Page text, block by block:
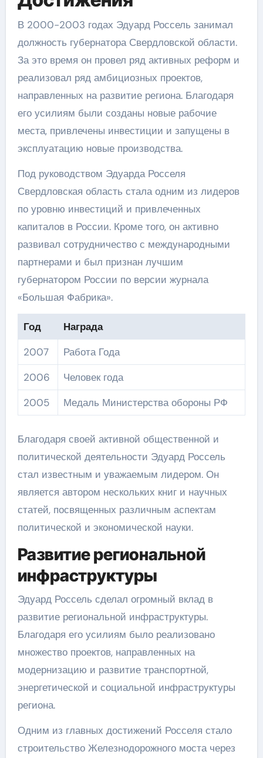
В 2000-2003 годах Эдуард Россель занимал
должность губернатора Свердловской области.
За это время он провел ряд активных реформ и
реализовал ряд амбициозных проектов,
направленных на развитие региона. Благодаря
его усилиям были созданы новые рабочие
места, привлечены инвестиции и запущены в
эксплуатацию новые производства.
Под руководством Эдуарда Росселя
Свердловская область стала одним из лидеров
по уровню инвестиций и привлеченных
капиталов в России. Кроме того, он активно
развивал сотрудничество с международными
партнерами и был признан лучшим
губернатором России по версии журнала
«Большая Фабрика».
Год
Награда
2007
Работа Года
2006
Человек года
2005
Медаль Министерства обороны РФ
Благодаря своей активной общественной и
политической деятельности Эдуард Россель
стал известным и уважаемым лидером. Он
является автором нескольких книг и научных
статей, посвященных различным аспектам
политической и экономической науки.
Развитие региональной
инфраструктуры
Эдуард Россель сделал огромный вклад в
развитие региональной инфраструктуры.
Благодаря его усилиям было реализовано
множество проектов, направленных на
модернизацию и развитие транспортной,
энергетической и социальной инфраструктуры
региона.
Одним из главных достижений Росселя стало
строительство Железнодорожного моста через